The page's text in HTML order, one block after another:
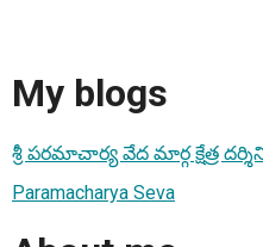
My blogs
శ్రీ పరమాచార్య వేద మార్గ క్షేత్ర
Paramacharya Seva